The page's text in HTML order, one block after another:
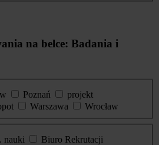
na belce: Badania i
Poznań
projekt
Warszawa
Wrocław
nauki
Biuro Rekrutacji